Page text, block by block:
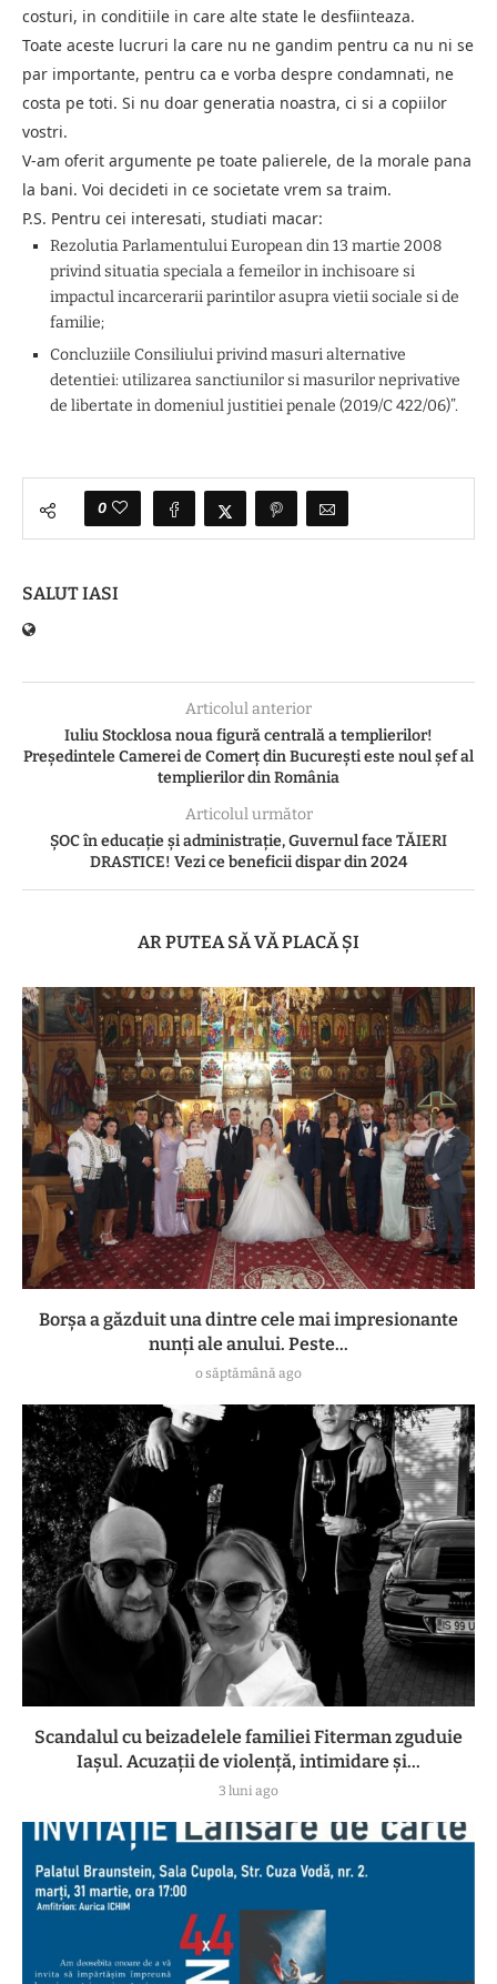
costuri, in conditiile in care alte state le desfiinteaza.
Toate aceste lucruri la care nu ne gandim pentru ca nu ni se
par importante, pentru ca e vorba despre condamnati, ne
costa pe toti. Si nu doar generatia noastra, ci si a copiilor
vostri.
V-am oferit argumente pe toate palierele, de la morale pana
la bani. Voi decideti in ce societate vrem sa traim.
P.S. Pentru cei interesati, studiati macar:
Rezolutia Parlamentului European din 13 martie 2008
privind situatia speciala a femeilor in inchisoare si
impactul incarcerarii parintilor asupra vietii sociale si de
familie;
Concluziile Consiliului privind masuri alternative
detentiei: utilizarea sanctiunilor si masurilor neprivative
de libertate in domeniul justitiei penale (2019/C 422/06)”.
0
SALUT IASI
Articolul anterior
Iuliu Stocklosa noua figură centrală a templierilor!
Președintele Camerei de Comerț din București este noul șef al
templierilor din România
Articolul următor
ȘOC în educație și administrație, Guvernul face TĂIERI
DRASTICE! Vezi ce beneficii dispar din 2024
AR PUTEA SĂ VĂ PLACĂ ȘI
Borșa a găzduit una dintre cele mai impresionante
nunți ale anului. Peste...
o săptămână ago
Scandalul cu beizadelele familiei Fiterman zguduie
Iașul. Acuzații de violență, intimidare și...
3 luni ago